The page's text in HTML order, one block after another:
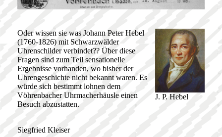
J. P. Hebel
Oder wissen sie was Johann Peter Hebel
(1760-1826) mit Schwarzwälder
Uhrenschilder verbindet?? Über diese
Fragen sind zum Teil sensationelle
Ergebnisse vorhanden, wo bisher der
Uhrengeschichte nicht bekannt waren. Es
würde sich bestimmt lohnen dem
Vöhrenbacher Uhrmacherhäusle einen
Besuch abzustatten.
Siegfried Kleiser